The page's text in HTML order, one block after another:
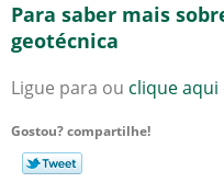
Para saber mais
geotécnica
Ligue para ou clique aqui
Gostou? compartilhe!